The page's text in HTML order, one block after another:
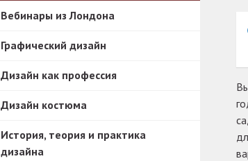
Вебинары из Лондона
Графический дизайн
Дизайн как профессия
Дизайн костюма
История, теория и практика
дизайна